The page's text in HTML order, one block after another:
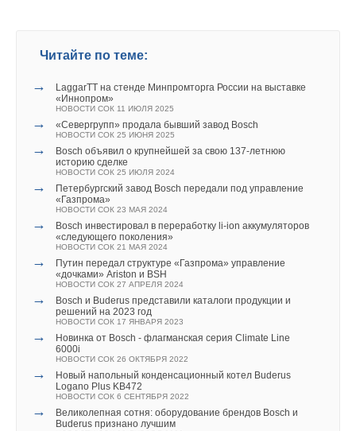
Читайте по теме:
→
LaggarTT на стенде Минпромторга России на выставке
«Иннопром»
НОВОСТИ СОК 11 ИЮЛЯ 2025
→ «Севергрупп» продала бывший завод Bosch
НОВОСТИ СОК 25 ИЮНЯ 2025
→
Bosch объявил о крупнейшей за свою 137-летнюю
историю сделке
НОВОСТИ СОК 25 ИЮЛЯ 2024
→
Петербургский завод Bosch передали под управление
«Газпрома»
НОВОСТИ СОК 23 МАЯ 2024
→
Bosch инвестировал в переработку li-ion аккумуляторов
«следующего поколения»
НОВОСТИ СОК 21 МАЯ 2024
→
Путин передал структуре «Газпрома» управление
«дочками» Ariston и BSH
НОВОСТИ СОК 27 АПРЕЛЯ 2024
→
Bоsch и Buderus представили каталоги продукции и
решений на 2023 год
НОВОСТИ СОК 17 ЯНВАРЯ 2023
→
Новинка от Bosch - флагманская серия Climate Line
6000i
НОВОСТИ СОК 26 ОКТЯБРЯ 2022
→
Новый напольный конденсационный котел Buderus
Logano Plus KB472
НОВОСТИ СОК 6 СЕНТЯБРЯ 2022
→
Великолепная сотня: оборудование брендов Bosch и
Buderus признано лучшим
площадку
НОВОСТИ СОК 29 ИЮЛЯ 2026
холодильных централей КХУ1
НОВОСТИ СОК 29 ИЮЛЯ 2026
Ридан объявил о старте продаж автоматического
балансировочного клапана
НОВОСТИ СОК 27 ИЮЛЯ 2026
→
Kermi представила станцию X-NET WOHNUNGSSTATION
PRO E
НОВОСТИ СОК 24 ИЮЛЯ 2026
→
Города начнут строить по ГОСТу с учетом изменений
климата
НОВОСТИ СОК 22 ИЮЛЯ 2026
→
Panasonic: система управления каскадами Aquarea
Cascade Edge
НОВОСТИ СОК 21 ИЮЛЯ 2026
→
Старт продаж комнатного датчика влажности и
температуры ПВТ20 с RS-485
НОВОСТИ СОК 21 ИЮЛЯ 2026
→
Более 85% котельных и ЦТП Подмосковья передают
данные в систему мониторинга
НОВОСТИ СОК 21 ИЮЛЯ 2026
премии «МедиаТЭК-2016» (www.медиатэк.рф).
Программа форума опубликована на официальном сайте
ENES-2016. Для участия в форуме необходимо
зарегистрироваться на сайтене позднее 15 ноября 2016
Читайте по теме:
Тепловые насосы в связке с солнечной генерацией и
накопителем снижают потребление на 60%
НОВОСТИ СОК 4 АВГУСТА 2026
Stiebel Eltron отмечает 50 лет производства тепловых
насосов
НОВОСТИ СОК 24 ИЮЛЯ 2026
Stiebel Eltron расширил линейку воздушно-водяных
тепловых насосов WPL-A
НОВОСТИ СОК 17 ИЮЛЯ 2026
Дом с пониженным расходом
НОВОСТИ СОК 1 ИЮЛЯ 2026
→
EDF ввела в строй виртуальную электростанцию,
сочетающую малые ГЭС и Li-ion батареи
НОВОСТИ СОК 26 ИЮНЯ 2026
→
Результаты исследования — методология снижения
теплопотребления: до 35% экономии